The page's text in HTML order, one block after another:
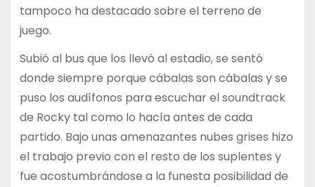
tampoco ha destacado sobre el terreno de
juego.
Subió al bus que los llevó al estadio, se sentó
donde siempre porque cábalas son cábalas y se
puso los audífonos para escuchar el soundtrack
de Rocky tal como lo hacía antes de cada
partido. Bajo unas amenazantes nubes grises hizo
el trabajo previo con el resto de los suplentes y
fue acostumbrándose a la funesta posibilidad de